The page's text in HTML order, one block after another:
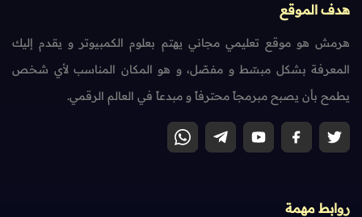
هدف الموقع
هرمش هو موقع تعليمي مجاني يهتم بعلوم الكمبيوتر و يقدم إليك
المعرفة بشكل مبسّط و مفصّل، و هو المكان المناسب لأي شخص
يطمح بأن يصبح مبرمجاً محترفاً و مبدعاً في العالم الرقمي.
روابط مهمة